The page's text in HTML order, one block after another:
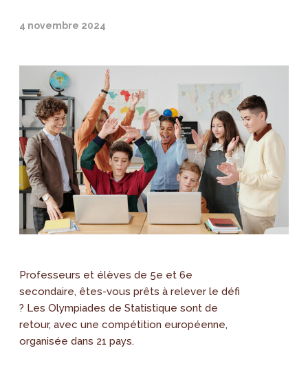
4 novembre 2024
Professeurs et élèves de 5e et 6e
secondaire, êtes-vous prêts à relever le défi
? Les Olympiades de Statistique sont de
retour, avec une compétition européenne,
organisée dans 21 pays.